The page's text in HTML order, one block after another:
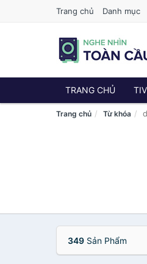
Trang chủ Danh mục
TRANG CHỦ
Trang chủ Từ khóa
349 Sản Phẩm